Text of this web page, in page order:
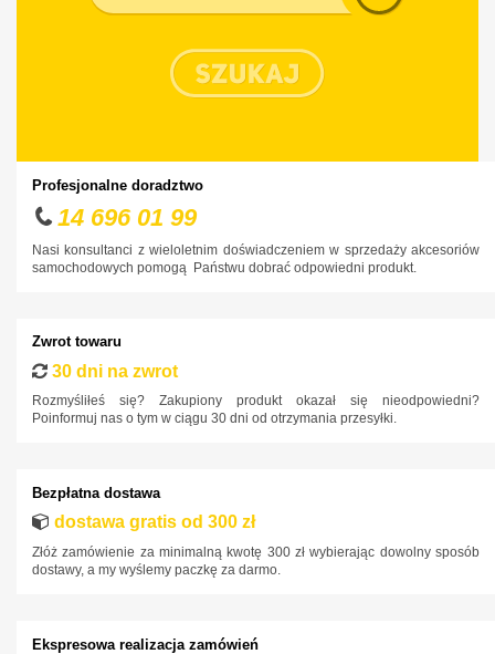
Dodge
DS
Fiat
Isuzu
Jaguar
Jeep
Kia
Land Rover
Profesjonalne doradztwo
14 696 01 99
Nasi konsultanci z wieloletnim doświadczeniem w sprzedaży akcesoriów
samochodowych pomogą Państwu dobrać odpowiedni produkt.
Zwrot towaru
30 dni na zwrot
Rozmyśliłeś się? Zakupiony produkt okazał się nieodpowiedni?
Poinformuj nas o tym w ciągu 30 dni od otrzymania przesyłki.
Bezpłatna dostawa
dostawa gratis od 300 zł
Złóż zamówienie za minimalną kwotę 300 zł wybierając dowolny sposób
dostawy, a my wyślemy paczkę za darmo.
Ekspresowa realizacja zamówień